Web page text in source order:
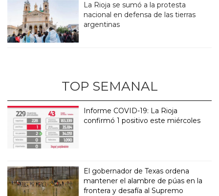
La Rioja se sumó a la protesta
nacional en defensa de las tierras
argentinas
TOP SEMANAL
Informe COVID-19: La Rioja
confirmó 1 positivo este miércoles
El gobernador de Texas ordena
mantener el alambre de púas en la
frontera y desafía al Supremo